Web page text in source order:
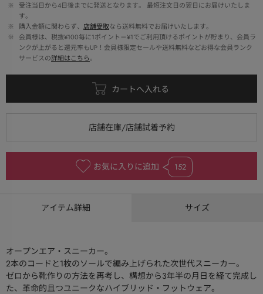
※
受注当日から4日後までに発送となります。 最短注文日の翌日にお届けいたしま
す。
※
購入金額に関わらず、 店舗受取なら送料無料でお届けいたします。
※
会員様は、税抜¥100毎に1ポイント＝¥1でご利用頂けるポイントが貯まり、会員ラ
ンクが上がると還元率もUP！会員様限定セールや送料無料などお得な会員ランク
サービスの詳細はこちら。
お気に入りに追加 152
アイテム詳細 サイズ
オープンエア・スニーカー。
2本のコードと1枚のソールで編み上げられた次世代スニーカー。
ゼロから靴作りの方法を再考し、構想から3年半の月日を経て完成し
た、革命的且つユニークなハイブリッド・フットウェア。